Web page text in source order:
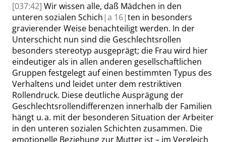
[037:42] Wir wissen alle, daß Mädchen in den
unteren sozialen Schich |a 16|ten in besonders
gravierender Weise benachteiligt werden. In der
Unterschicht nun sind die Geschlechtsrollen
besonders stereotyp ausgeprägt; die Frau wird hier
eindeutiger als in allen anderen gesellschaftlichen
Gruppen festgelegt auf einen bestimmten Typus des
Verhaltens und leidet unter dem restriktiven
Rollendruck. Diese deutliche Ausprägung der
Geschlechtsrollendifferenzen innerhalb der Familien
hängt u. a. mit der besonderen Situation der Arbeiter
in den unteren sozialen Schichten zusammen. Die
emotionelle Beziehung zur Mutter ist – im Vergleich